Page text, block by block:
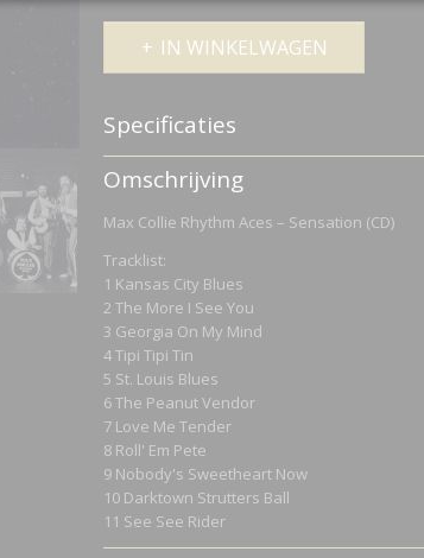
IN WINKELWAGEN
Specificaties
Netto gewicht
Bruto gewicht
Omschrijving
Max Collie Rhythm Aces – Sensation (CD)
Tracklist:
1 Kansas City Blues
2 The More I See You
3 Georgia On My Mind
4 Tipi Tipi Tin
5 St. Louis Blues
6 The Peanut Vendor
7 Love Me Tender
8 Roll' Em Pete
9 Nobody's Sweetheart Now
10 Darktown Strutters Ball
11 See See Rider